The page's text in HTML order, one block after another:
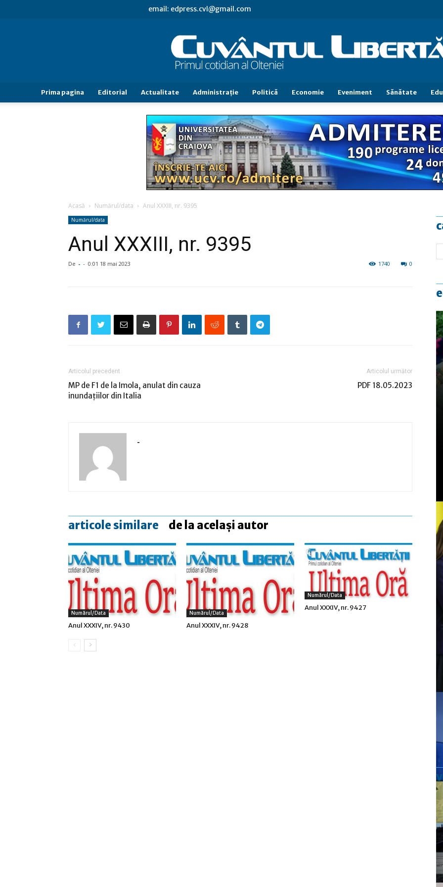
email: edpress.cvl@gmail.com
Cuvântul
Libertăţii
Prima pagina Editorial Actualitate Administraţie Politică Economie Eveniment Sănătate
Acasă Numărul/data Anul XXXIII, nr. 9395
Numărul/data
Anul XXXIII, nr. 9395
De - - 0:01 18 mai 2023 0
1740
Articolul precedent
MP de F1 de la Imola, anulat din cauza
inundaţiilor din Italia
Articolul următor
PDF 18.05.2023
-
articole similare de la același autor
Numărul/data
Anul XXXIV, nr. 9430
Numărul/data
Anul XXXIV, nr. 9428
Numărul/data
Anul XXXIV, nr. 9427